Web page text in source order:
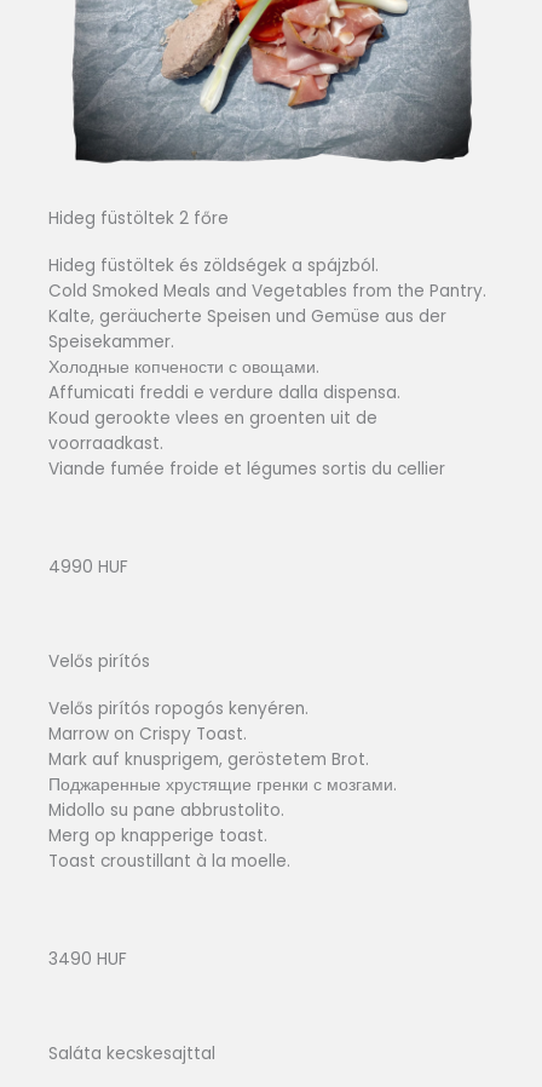
Hideg füstöltek 2 főre
Hideg füstöltek és zöldségek a spájzból.
Cold Smoked Meals and Vegetables from the Pantry.
Kalte, geräucherte Speisen und Gemüse aus der
Speisekammer.
Холодные копчености с овощами.
Affumicati freddi e verdure dalla dispensa.
Koud gerookte vlees en groenten uit de
voorraadkast.
Viande fumée froide et légumes sortis du cellier
4990 HUF
Velős pirítós
Velős pirítós ropogós kenyéren.
Marrow on Crispy Toast.
Mark auf knusprigem, geröstetem Brot.
Поджаренные хрустящие гренки с мозгами.
Midollo su pane abbrustolito.
Merg op knapperige toast.
Toast croustillant à la moelle.
3490 HUF
Saláta kecskesajttal